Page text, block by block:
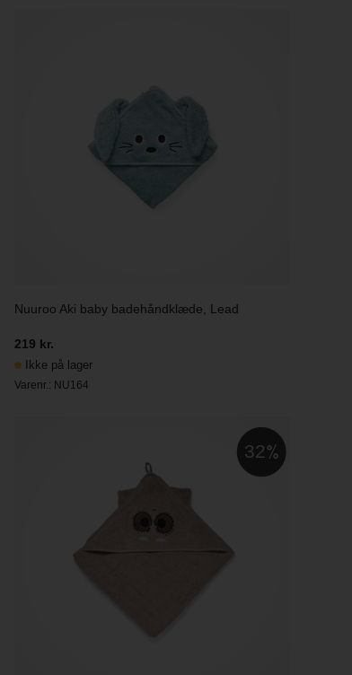
Nuuroo Aki baby badehåndklæde, Lead
219 kr.
Ikke på lager
Varenr.: NU164
32